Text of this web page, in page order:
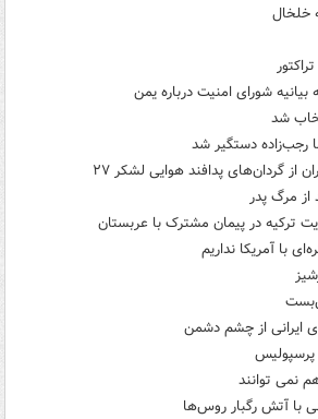
خلخال
شورای امنیت درباره یمن
شد
رجب‌زاده دستگیر شد
از گردان‌های پدافند هوایی لشکر ۲۷
مرگ پدر
ترکیه در پیمان مشترک با عربستان
با آمریکا نداریم
ایرانی از چشم دشمن
پرسپولیس
نمی توانند
با آتش رگبار روس‌ها